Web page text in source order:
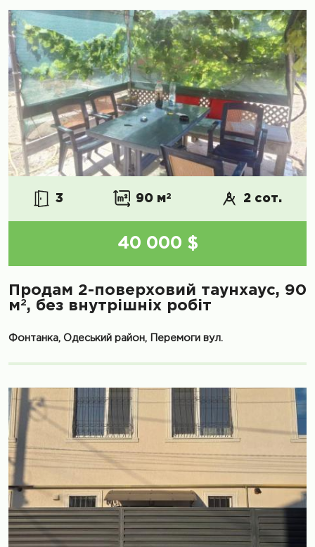
3 90 м2 2 сот.
40 000 $
Продам 2-поверховий таунхаус, 90
м2, без внутрішніх робіт
Фонтанка, Одеський район, Перемоги вул.